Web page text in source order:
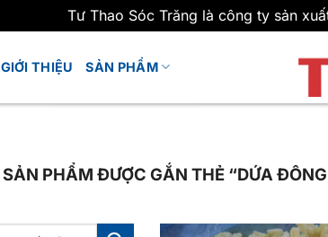
Tư Thao Sóc Trăng là công ty sản
GIỚI THIỆU SẢN PHẨM
SẢN PHẨM ĐƯỢC GẮN THẺ “DỨA